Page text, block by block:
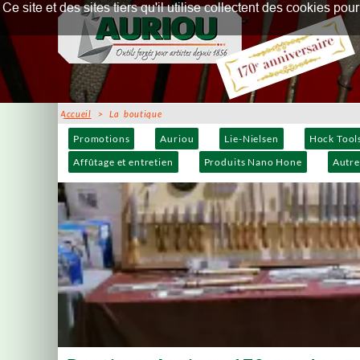
Promotions Auriou Lie-Nielsen Hock
Affûtage et entretien
Produits Nano Hone
Accueil > La boutique
Ce site et des sites tiers qu'il utilise collectent des cookies